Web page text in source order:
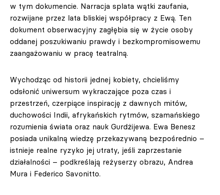
w tym dokumencie. Narracja splata wątki zaufania,
rozwijane przez lata bliskiej współpracy z Ewą. Ten
dokument obserwacyjny zagłębia się w życie osoby
oddanej poszukiwaniu prawdy i bezkompromisowemu
zaangażowaniu w pracę teatralną.
Wychodząc od historii jednej kobiety, chcieliśmy
odsłonić uniwersum wykraczające poza czas i
przestrzeń, czerpiące inspirację z dawnych mitów,
duchowości Indii, afrykańskich rytmów, szamańskiego
rozumienia świata oraz nauk Gurdżijewa. Ewa Benesz
posiada unikalną wiedzę przekazywaną bezpośrednio –
istnieje realne ryzyko jej utraty, jeśli zaprzestanie
działalności – podkreślają reżyserzy obrazu, Andrea
Mura i Federico Savonitto.